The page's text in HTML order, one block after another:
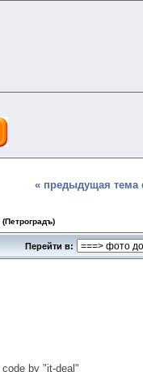
« предыдущая тема
Перейти в:
by "it-deal"